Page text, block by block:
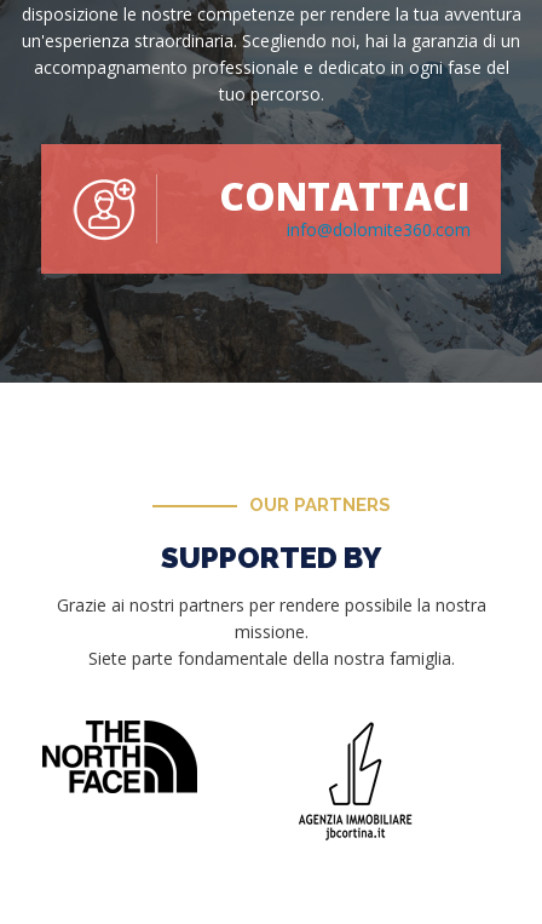
disposizione le nostre competenze per rendere la tua avventura
un'esperienza straordinaria. Scegliendo noi, hai la garanzia di un
accompagnamento professionale e dedicato in ogni fase del
tuo percorso.
CONTATTACI
info@dolomite360.com
OUR PARTNERS
SUPPORTED BY
Grazie ai nostri partners per rendere possibile la nostra
missione.
Siete parte fondamentale della nostra famiglia.